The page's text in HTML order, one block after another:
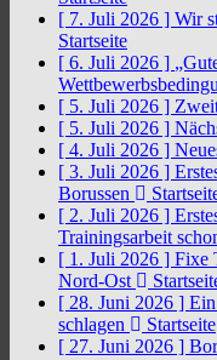
[ 7. Juli 2026 ] Wir
Startseite
[ 6. Juli 2026 ]
[ 5. Juli 2026 ]
[ 5. Juli 2026 ]
[ 4. Juli 2026 ]
[ 3. Juli 2026 ]
Borussen
[ 2. Juli 2026 ]
Trainingsarbeit
[ 1. Juli 2026 ] Fixe
Nord-Ost
[ 28. Juni 2026 ]
schlagen
Startseite
[ 27. Juni 2026 ]